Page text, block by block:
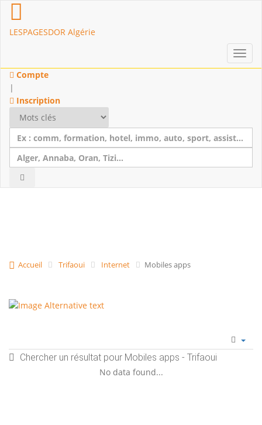
LESPAGESDOR Algérie
Compte
|
Inscription
Accueil Trifaoui Internet Mobiles apps
Chercher un résultat pour Mobiles apps - Trifaoui
No data found...